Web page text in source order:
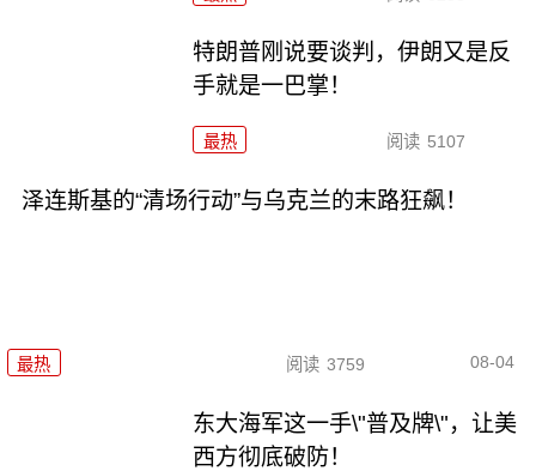
特朗普刚说要谈判，伊朗又是反
手就是一巴掌！
最热 阅读 5107
泽连斯基的“清场行动”与乌克兰的末路狂飙！
最热 阅读 3759 08-04
东大海军这一手\"普及牌\"，让美
西方彻底破防！